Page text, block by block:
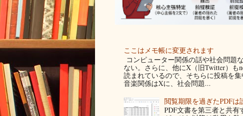
ここはメモ帳に変更されます
コンピューター関係の話や社会問題
ない。さらに、他にX（旧Twitter）も
読まれているので、そちらに投稿を
音楽関係はXに、社会問題...
閲覧期限を過ぎたPDF
PDF文書を第三者と共